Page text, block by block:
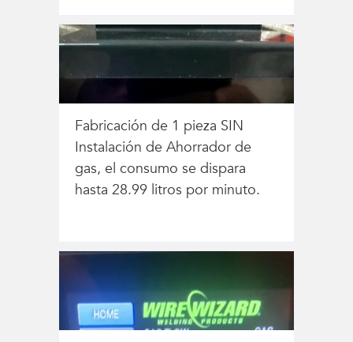
Fabricación de 1 pieza SIN
Instalación de Ahorrador de
gas, el consumo se dispara
hasta 28.99 litros por minuto.